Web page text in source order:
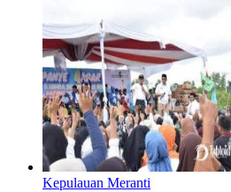
Kepulauan Meranti